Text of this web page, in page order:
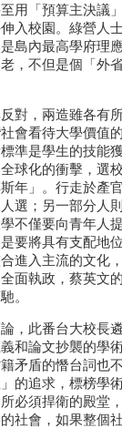
用「預算主決議
入校園。綠營人
島內最高學府理
，不但是個「外
對，兩造雖各有
會看待大學價值
準是學生的技能
球化的衝擊，選
年」。行走於產
選；另一部分人
不僅要向青年人
要將具有支配地
進入主流的文化
面執政，蔡英文
。
，此番台大校長
和論文抄襲的學
矛盾的憯台詞也
的追求，標榜學
必須捍衛的殿堂
社會，如果整個